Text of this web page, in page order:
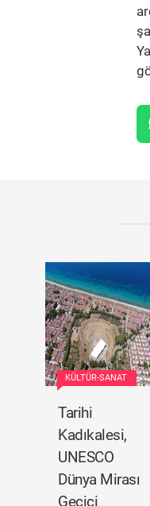
KÜLTÜR-SANAT
Tarihi
Kadıkalesi,
UNESCO
Dünya Mirası
Geçici